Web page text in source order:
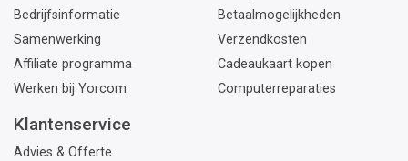
Bedrijfsinformatie
Samenwerking
Affiliate programma
Werken bij Yorcom
Betaalmogelijkheden
Verzendkosten
Cadeaukaart kopen
Computerreparaties
Klantenservice
Advies & Offerte